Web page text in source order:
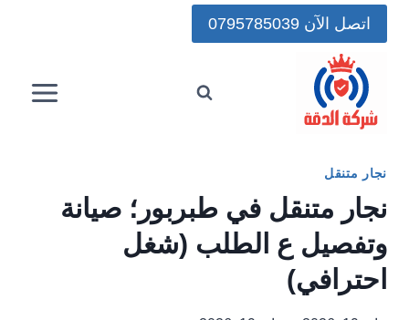
التجاوز
إلى
المحتوى
اتصل الآن 0795785039
نجار متنقل
نجار متنقل في طبربور؛ صيانة
وتفصيل ع الطلب (شغل
احترافي)